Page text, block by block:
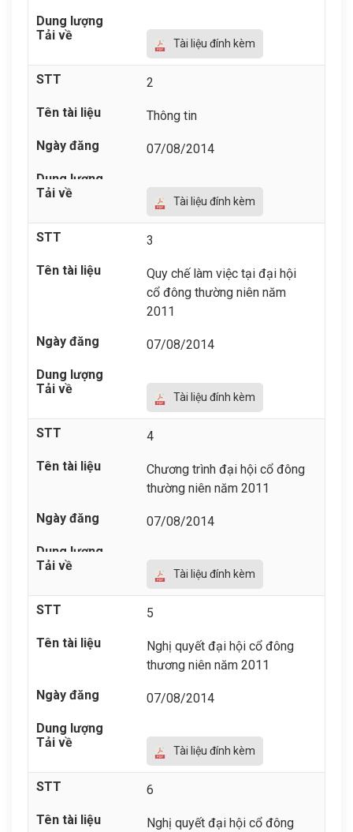
Tài liệu đính kèm
2
Thông tin
07/08/2014
Tài liệu đính kèm
3
Quy chế làm việc tại đại hội
cổ đông thường niên năm
2011
07/08/2014
Tài liệu đính kèm
4
Chương trình đại hội cổ đông
thường niên năm 2011
07/08/2014
Tài liệu đính kèm
5
Nghị quyết đại hội cổ đông
thương niên năm 2011
07/08/2014
Tài liệu đính kèm
6
Nghị quyết đại hội cổ đông